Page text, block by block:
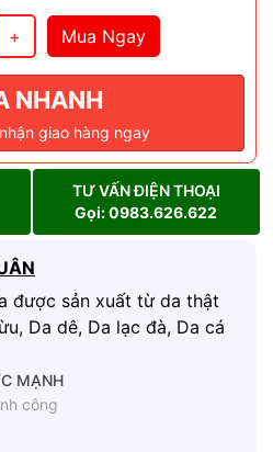
Mua Ngay
NHANH
giao hàng ngay
TƯ VẤN ĐIỆN THOẠI
Gọi: 0983.626.622
được sản xuất từ da thật
Da dê, Da lạc đà, Da cá
MẠNH
công